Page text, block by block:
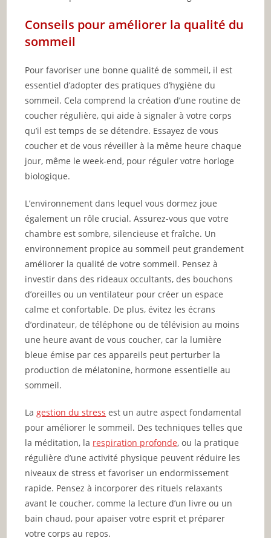
Conseils pour améliorer la qualité du
sommeil
Pour favoriser une bonne qualité de sommeil, il est
essentiel d’adopter des pratiques d’hygiène du
sommeil. Cela comprend la création d’une routine de
coucher régulière, qui aide à signaler à votre corps
qu’il est temps de se détendre. Essayez de vous
coucher et de vous réveiller à la même heure chaque
jour, même le week-end, pour réguler votre horloge
biologique.
L’environnement dans lequel vous dormez joue
également un rôle crucial. Assurez-vous que votre
chambre est sombre, silencieuse et fraîche. Un
environnement propice au sommeil peut grandement
améliorer la qualité de votre sommeil. Pensez à
investir dans des rideaux occultants, des bouchons
d’oreilles ou un ventilateur pour créer un espace
calme et confortable. De plus, évitez les écrans
d’ordinateur, de téléphone ou de télévision au moins
une heure avant de vous coucher, car la lumière
bleue émise par ces appareils peut perturber la
production de mélatonine, hormone essentielle au
sommeil.
Lagestion du stress est un autre aspect fondamental
pour améliorer le sommeil. Des techniques telles que
la méditation, la respiration profonde, ou la pratique
régulière d’une activité physique peuvent réduire les
niveaux de stress et favoriser un endormissement
rapide. Pensez à incorporer des rituels relaxants
avant le coucher, comme la lecture d’un livre ou un
bain chaud, pour apaiser votre esprit et préparer
votre corps au repos.